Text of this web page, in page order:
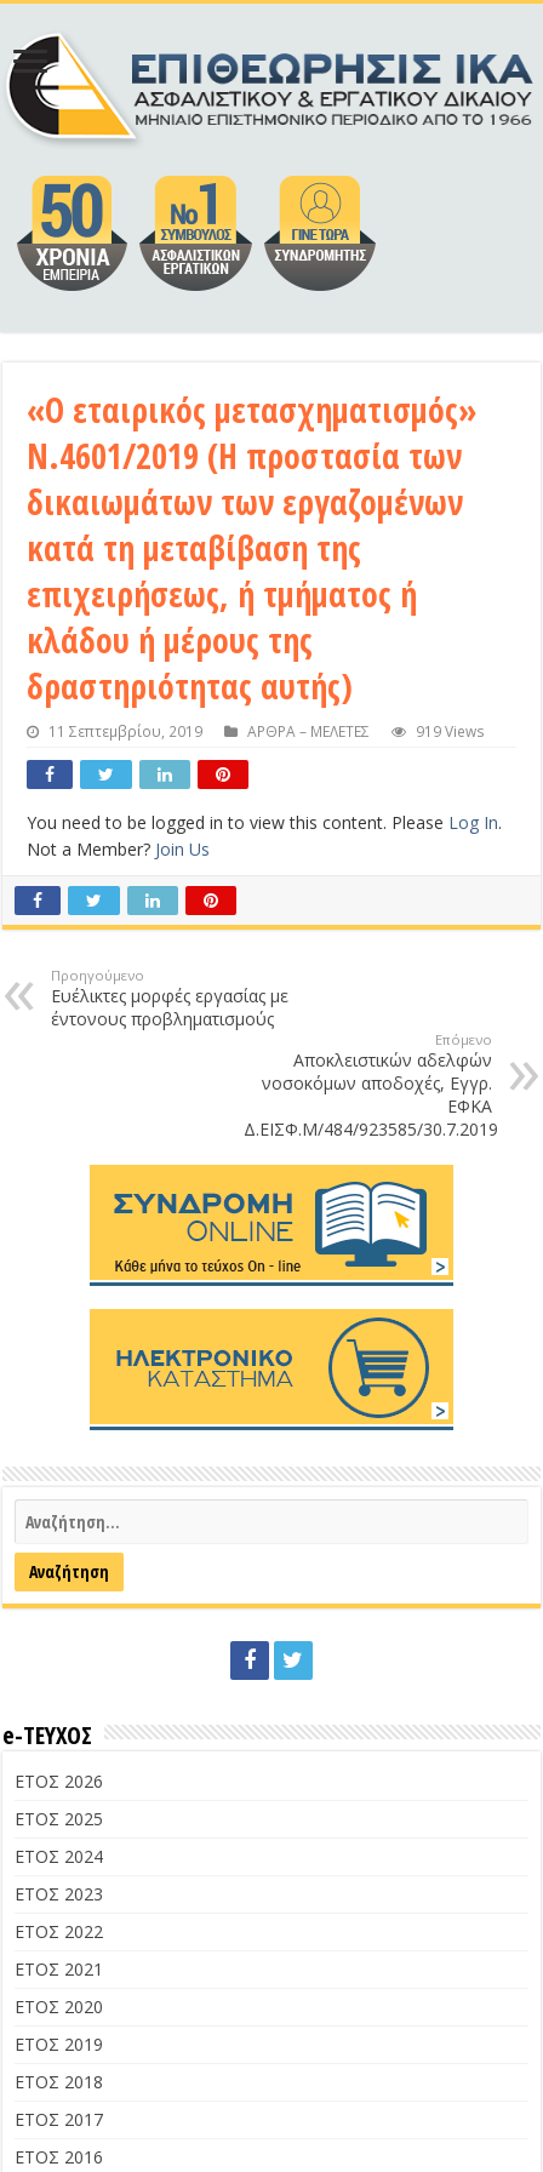
«Ο εταιρικός μετασχηματισμός»
Ν.4601/2019 (Η προστασία των
δικαιωμάτων των εργαζομένων
κατά τη μεταβίβαση της
επιχειρήσεως, ή τμήματος ή
κλάδου ή μέρους της
δραστηριότητας αυτής)
11 Σεπτεμβρίου, 2019 ΑΡΘΡΑ – ΜΕΛΕΤΕΣ 919 Views
You need to be logged in to view this content. Please Log In.
Not a Member? Join Us
Προηγούμενο
Ευέλικτες μορφές εργασίας με
έντονους προβληματισμούς
Επόμενο
Αποκλειστικών αδελφών
νοσοκόμων αποδοχές, Εγγρ.
ΕΦΚΑ
Δ.ΕΙΣΦ.Μ/484/923585/30.7.2019
e-ΤΕΥΧΟΣ
ΕΤΟΣ 2026
ΕΤΟΣ 2025
ΕΤΟΣ 2024
ΕΤΟΣ 2023
ΕΤΟΣ 2022
ΕΤΟΣ 2021
ΕΤΟΣ 2020
ΕΤΟΣ 2019
ΕΤΟΣ 2018
ΕΤΟΣ 2017
ΕΤΟΣ 2016